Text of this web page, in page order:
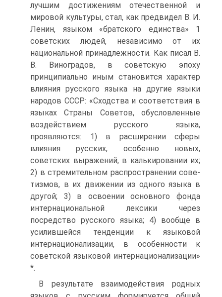
лучшим достижениям отечественной и
мировой культуры, стал, как предвидел В. И.
Ленин, языком «братского единства» 1
советских людей, независимо от их
национальной принадлежности. Как писал В.
В. Виноградов, в советскую эпоху
принципиально иным становится характер
влияния русского языка на другие языки
народов СССР: «Сходства и соответствия в
языках Страны Советов, обусловленные
воздействием русского языка,
проявляются: 1) в расширении сферы
влияния русских, особенно новых,
советских выражений, в калькировании их;
2) в стремительном распространении сове-
тизмов, в их движении из одного языка в
другой; 3) в освоении основного фонда
интернациональной лексики через
посредство русского языка; 4) вообще в
усилившейся тенденции к языковой
интернационализации, в особенности к
советской языковой интернационализации»
*.
В результате взаимодействия родных